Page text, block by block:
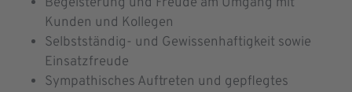
Kunden und Kollegen
Selbstständig- und Gewissenhaftigkeit sowie
Einsatzfreude
Sympathisches Auftreten und gepflegtes